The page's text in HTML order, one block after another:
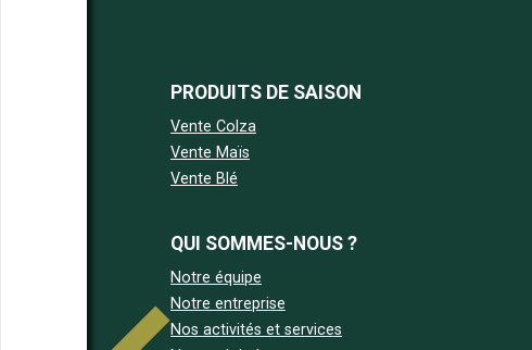
PRODUITS DE SAISON
Vente Colza
Vente Maïs
Vente Blé
QUI SOMMES-NOUS ?
Notre équipe
Notre entreprise
Nos activités et services